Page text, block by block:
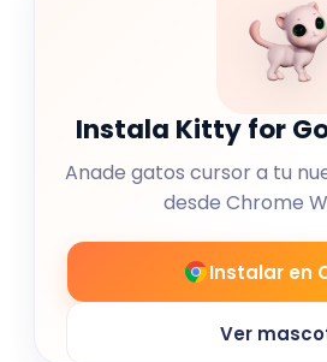
Instala Kitty for
Anade gatos cursor a tu
desde Chrome
Instalar en
Ver